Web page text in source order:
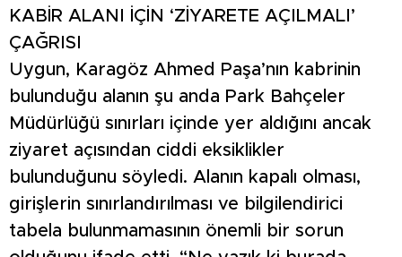
KABİR ALANI İÇİN ‘ZİYARETE AÇILMALI’
ÇAĞRISI
Uygun, Karagöz Ahmed Paşa’nın kabrinin
bulunduğu alanın şu anda Park Bahçeler
Müdürlüğü sınırları içinde yer aldığını ancak
ziyaret açısından ciddi eksiklikler
bulunduğunu söyledi. Alanın kapalı olması,
girişlerin sınırlandırılması ve bilgilendirici
tabela bulunmamasının önemli bir sorun